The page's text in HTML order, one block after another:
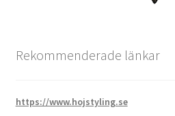
Rekommenderade länkar
https://www.hojstyling.se